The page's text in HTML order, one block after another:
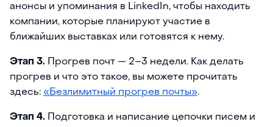
анонсы и упоминания в LinkedIn, чтобы находить
компании, которые планируют участие в
ближайших выставках или готовятся к нему.
Этап 3.
Прогрев почт — 2–3 недели. Как делать
прогрев и что это такое, вы можете прочитать
здесь: «Безлимитный прогрев почты».
Этап 4. Подготовка и написание цепочки писем и